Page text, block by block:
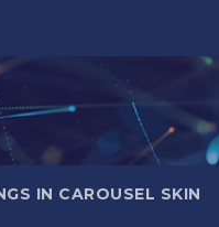
IN CAROUSEL SKIN